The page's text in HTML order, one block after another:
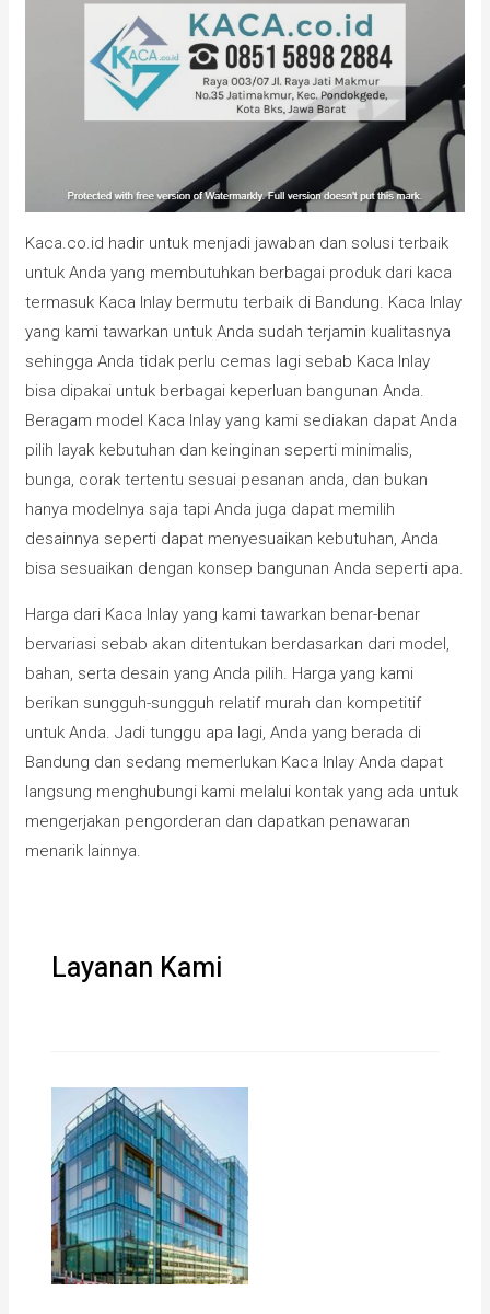
Kaca.co.id hadir untuk menjadi jawaban dan solusi terbaik
untuk Anda yang membutuhkan berbagai produk dari kaca
termasuk Kaca Inlay bermutu terbaik di Bandung. Kaca Inlay
yang kami tawarkan untuk Anda sudah terjamin kualitasnya
sehingga Anda tidak perlu cemas lagi sebab Kaca Inlay
bisa dipakai untuk berbagai keperluan bangunan Anda.
Beragam model Kaca Inlay yang kami sediakan dapat Anda
pilih layak kebutuhan dan keinginan seperti minimalis,
bunga, corak tertentu sesuai pesanan anda, dan bukan
hanya modelnya saja tapi Anda juga dapat memilih
desainnya seperti dapat menyesuaikan kebutuhan, Anda
bisa sesuaikan dengan konsep bangunan Anda seperti apa.
Harga dari Kaca Inlay yang kami tawarkan benar-benar
bervariasi sebab akan ditentukan berdasarkan dari model,
bahan, serta desain yang Anda pilih. Harga yang kami
berikan sungguh-sungguh relatif murah dan kompetitif
untuk Anda. Jadi tunggu apa lagi, Anda yang berada di
Bandung dan sedang memerlukan Kaca Inlay Anda dapat
langsung menghubungi kami melalui kontak yang ada untuk
mengerjakan pengorderan dan dapatkan penawaran
menarik lainnya.
Layanan Kami